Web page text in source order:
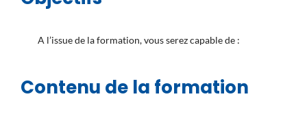
A l’issue de la formation, vous serez capable de :
Contenu de la formation